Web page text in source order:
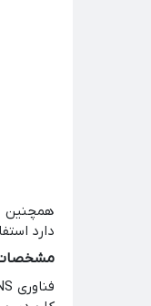
همچنین
دارد
مشخصات